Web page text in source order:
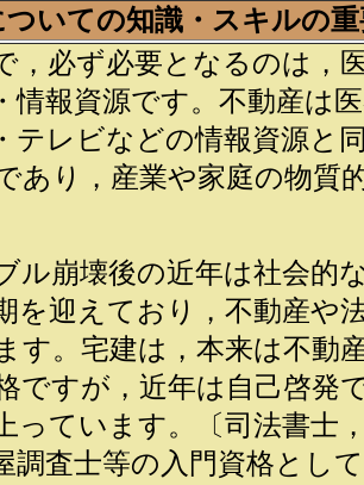
ついての知識・スキルの
必ず必要となるのは，
情報資源です。不動産は
テレビなどの情報資源と
あり，産業や家庭の物質
ル崩壊後の近年は社会的
を迎えており，不動産や
す。宅建は，本来は不動
ですが，近年は自己啓発
っています。〔司法書士
調査士等の入門資格とし